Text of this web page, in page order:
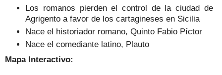
Los romanos pierden el control de la ciudad de
Agrigento a favor de los cartagineses en Sicilia
Nace el historiador romano, Quinto Fabio Píctor
Nace el comediante latino, Plauto
Mapa Interactivo: